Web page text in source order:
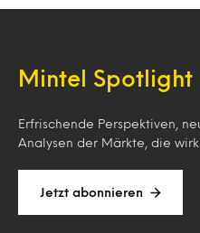
Mintel Spotlight
Erfrischende Perspektiven,
Analysen der Märkte, die
Jetzt abonnieren